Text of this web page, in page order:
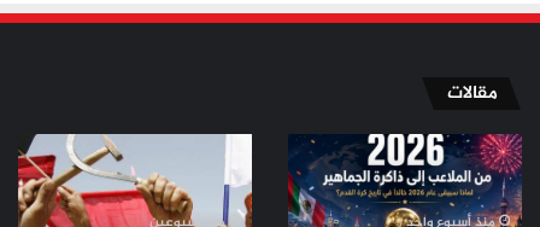
مقالات
من
الملاعب
إلى
ذاكرةمنذ أسبوع واحد
ثورة
تموز
إلى منذ أسبوعين